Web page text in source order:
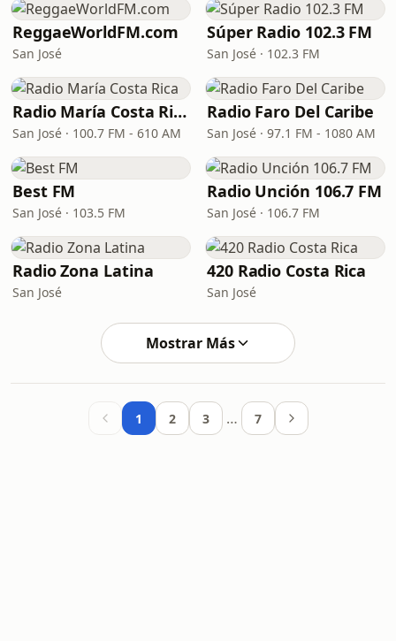
ReggaeWorldFM.com
San José
Súper Radio 102.3 FM
San José · 102.3 FM
Radio María Costa Rica
San José · 100.7 FM - 610 AM
Radio Faro Del Caribe
San José · 97.1 FM - 1080 AM
Best FM
San José · 103.5 FM
Radio Unción 106.7 FM
San José · 106.7 FM
Radio Zona Latina
San José
420 Radio Costa Rica
San José
Mostrar Más
1 2 3 … 7